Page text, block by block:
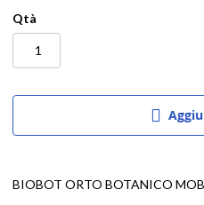
Qtà
BIOBOT ORTO BOTANICO